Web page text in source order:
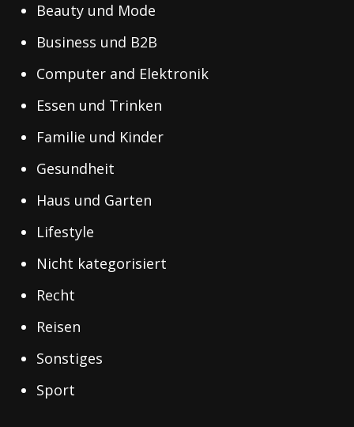
Beauty und Mode
Business und B2B
Computer and Elektronik
Essen und Trinken
Familie und Kinder
Gesundheit
Haus und Garten
Lifestyle
Nicht kategorisiert
Recht
Reisen
Sonstiges
Sport